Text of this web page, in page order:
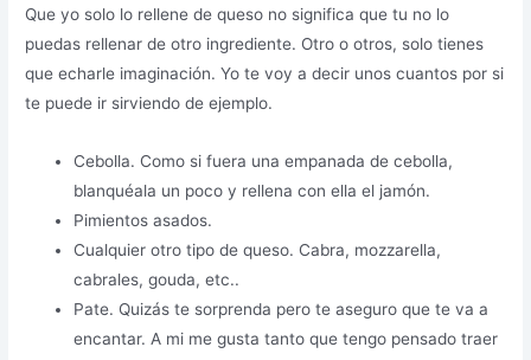
Que yo solo lo rellene de queso no significa que tu no lo
puedas rellenar de otro ingrediente. Otro o otros, solo tienes
que echarle imaginación. Yo te voy a decir unos cuantos por si
te puede ir sirviendo de ejemplo.
Cebolla. Como si fuera una empanada de cebolla,
blanquéala un poco y rellena con ella el jamón.
Pimientos asados.
Cualquier otro tipo de queso. Cabra, mozzarella,
cabrales, gouda, etc..
Pate. Quizás te sorprenda pero te aseguro que te va a
encantar. A mi me gusta tanto que tengo pensado traer